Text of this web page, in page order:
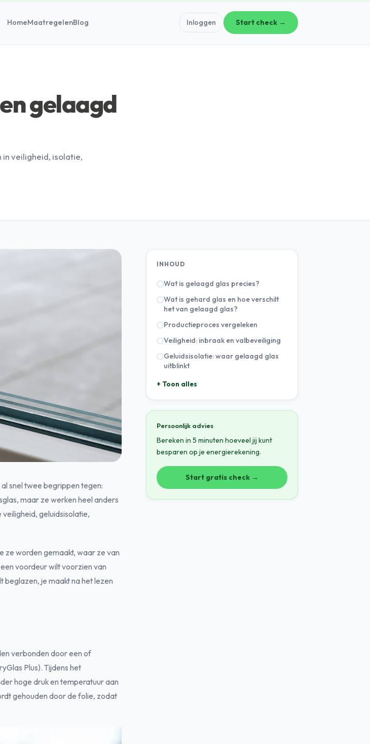
HomeMaatregelenBlog Inloggen Start check →
gelaagd
in veiligheid, isolatie,
snel twee begrippen tegen:
maar ze werken heel anders
geluidsisolatie,
ze worden gemaakt, waar ze van
voordeur wilt voorzien van
je maakt na het lezen
verbonden door een of
Plus). Tijdens het
hoge druk en temperatuur aan
gehouden door de folie, zodat
INHOUD
Wat is gelaagd glas precies?
Wat is gehard glas en hoe verschilt
het van gelaagd glas?
Productieproces vergeleken
Veiligheid: inbraak en valbeveiliging
Geluidsisolatie: waar gelaagd glas
uitblinkt
+ Toon alles
Persoonlijk advies
Bereken in 5 minuten hoeveel jij kunt
besparen op je energierekening.
Start gratis check →